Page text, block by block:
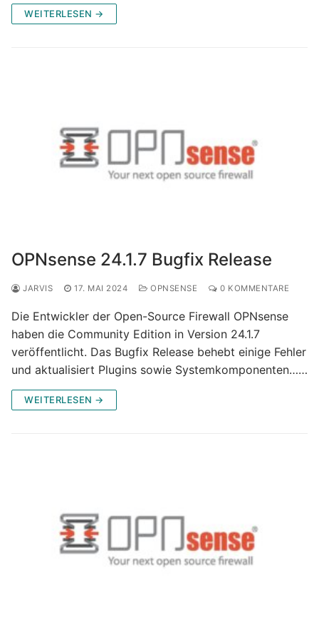
WEITERLESEN →
OPNsense 24.1.7 Bugfix Release
JARVIS 17. MAI 2024 OPNSENSE 0 KOMMENTARE
Die Entwickler der Open-Source Firewall OPNsense
haben die Community Edition in Version 24.1.7
veröffentlicht. Das Bugfix Release behebt einige Fehler
und aktualisiert Plugins sowie Systemkomponenten……
WEITERLESEN →